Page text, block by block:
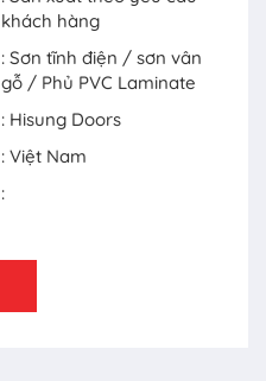
khách hàng
: Sơn tĩnh điện / sơn vân
gỗ / Phủ PVC Laminate
: Hisung Doors
: Việt Nam
: